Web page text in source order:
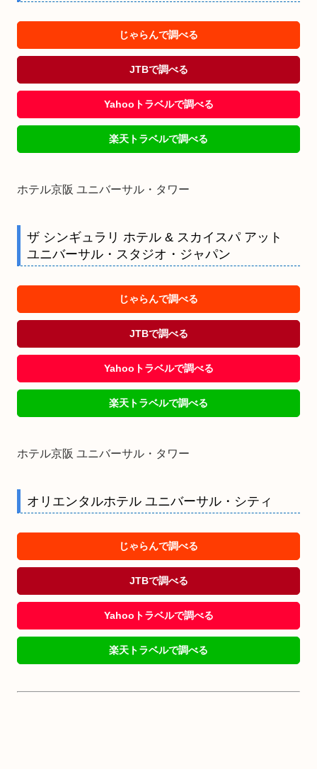
じゃらんで調べる
JTBで調べる
Yahooトラベルで調べる
楽天トラベルで調べる
ホテル京阪 ユニバーサル・タワー
ザ シンギュラリ ホテル & スカイスパ アット
ユニバーサル・スタジオ・ジャパン
じゃらんで調べる
JTBで調べる
Yahooトラベルで調べる
楽天トラベルで調べる
ホテル京阪 ユニバーサル・タワー
オリエンタルホテル ユニバーサル・シティ
じゃらんで調べる
JTBで調べる
Yahooトラベルで調べる
楽天トラベルで調べる